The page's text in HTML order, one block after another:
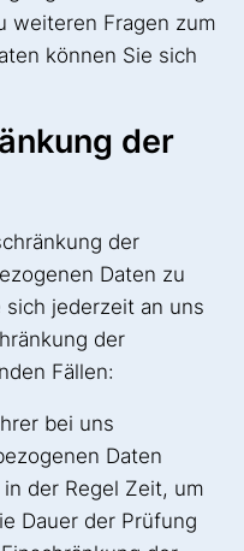
weiteren Fragen zum
können Sie sich
der
der
Daten zu
jederzeit an uns
der
Fällen:
bei uns
Daten
der Regel Zeit, um
Dauer der Prüfung